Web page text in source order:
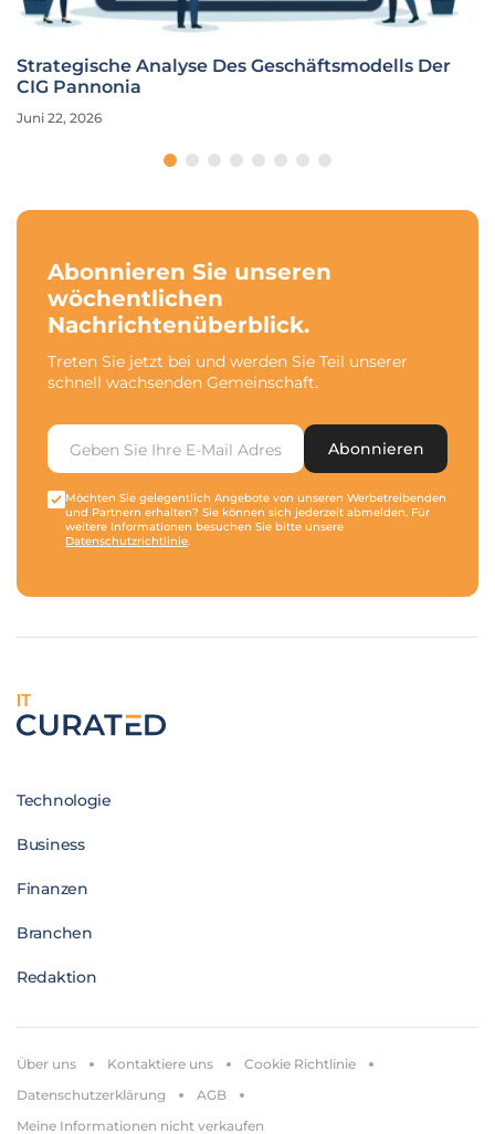
Strategische Analyse Des Geschäftsmodells Der
CIG Pannonia
Juni 22, 2026
Abonnieren Sie unseren
wöchentlichen
Nachrichtenüberblick.
Treten Sie jetzt bei und werden Sie Teil unserer
schnell wachsenden Gemeinschaft.
Abonnieren
Möchten Sie gelegentlich Angebote von unseren Werbetreibenden
und Partnern erhalten? Sie können sich jederzeit abmelden. Für
weitere Informationen besuchen Sie bitte unsere
Datenschutzrichtlinie.
IT
Technologie
Business
Finanzen
Branchen
Redaktion
Über uns Kontaktiere uns
Cookie Richtlinie
Datenschutzerklärung
AGB
Meine Informationen nicht verkaufen